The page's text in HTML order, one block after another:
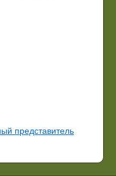
представитель